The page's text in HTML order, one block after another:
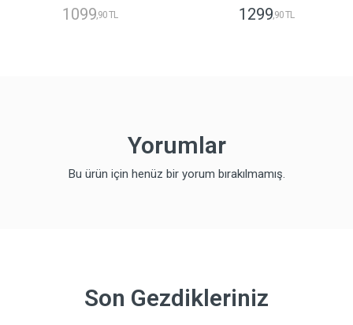
1099,90 TL 1299,90 TL
Yorumlar
Bu ürün için henüz bir yorum bırakılmamış.
Son Gezdikleriniz